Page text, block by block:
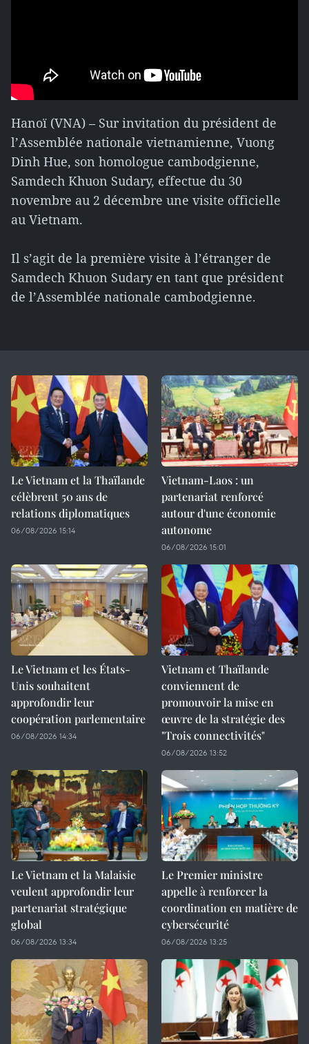
Hanoï (VNA) – Sur invitation du président de
l’Assemblée nationale vietnamienne, Vuong
Dinh Hue, son homologue cambodgienne,
Samdech Khuon Sudary, effectue du 30
novembre au 2 décembre une visite officielle
au Vietnam.
Il s’agit de la première visite à l’étranger de
Samdech Khuon Sudary en tant que président
de l’Assemblée nationale cambodgienne.
Le Vietnam et la Thaïlande
célèbrent 50 ans de
relations diplomatiques
06/08/2026 15:14
Vietnam-Laos : un
partenariat renforcé
autour d'une économie
autonome
06/08/2026 15:01
Le Vietnam et les États-
Unis souhaitent
approfondir leur
coopération parlementaire
06/08/2026 14:34
Vietnam et Thaïlande
conviennent de
promouvoir la mise en
œuvre de la stratégie des
"Trois connectivités"
06/08/2026 13:52
Le Vietnam et la Malaisie
veulent approfondir leur
partenariat stratégique
global
06/08/2026 13:34
Le Premier ministre
appelle à renforcer la
coordination en matière de
cybersécurité
06/08/2026 13:25